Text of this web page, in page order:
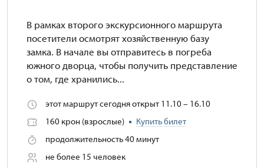
В рамках второго экскурсионного маршрута
посетители осмотрят хозяйственную базу
замка. В начале вы отправитесь в погреба
южного дворца, чтобы получить представление
о том, где хранились...
этот маршрут сегодня открыт 11.10 – 16.10
160 крон (взрослые)
Купить билет
продолжительность 40 минут
не более 15 человек